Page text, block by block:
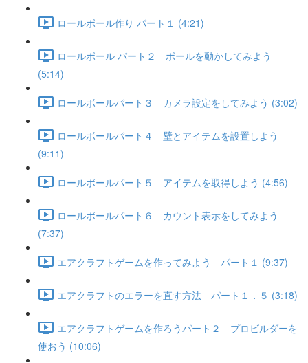
ロールボール作り パート１ (4:21)
ロールボール パート２ ボールを動かしてみよう
(5:14)
ロールボールパート３ カメラ設定をしてみよう (3:02)
ロールボールパート４ 壁とアイテムを設置しよう
(9:11)
ロールボールパート５ アイテムを取得しよう (4:56)
ロールボールパート６ カウント表示をしてみよう
(7:37)
エアクラフトゲームを作ってみよう パート１ (9:37)
エアクラフトのエラーを直す方法 パート１．５ (3:18)
エアクラフトゲームを作ろうパート２ プロビルダーを
使おう (10:06)